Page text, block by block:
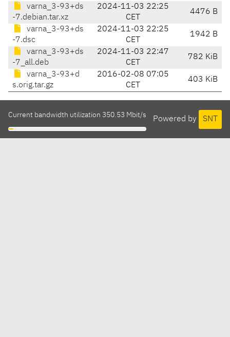
varna_3-93+ds
-7.debian.tar.xz
2024-11-03 22:25
CET
4476 B
varna_3-93+ds
-7.dsc
2024-11-03 22:25
CET
1942 B
varna_3-93+ds
-7_all.deb
2024-11-03 22:47
CET
782 KiB
varna_3-93+d
s.orig.tar.gz
2016-02-08 07:05
CET
403 KiB
Powered by SNT
Current bandwidth utilization 350.53 Mbit/s